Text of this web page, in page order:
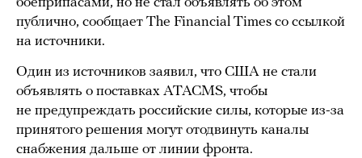
публично, сообщает The Financial Times со ссылкой
на источники.
Один из источников заявил, что США не стали
объявлять о поставках ATACMS, чтобы
не предупреждать российские силы, которые из-за
принятого решения могут отодвинуть каналы
снабжения дальше от линии фронта.